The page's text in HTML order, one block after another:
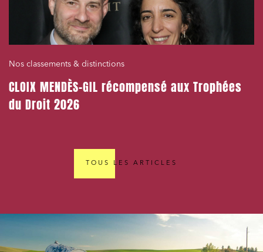
Nos classements & distinctions
CLOIX MENDÈS-GIL récompensé aux Trophées
du Droit 2026
TOUS LES ARTICLES